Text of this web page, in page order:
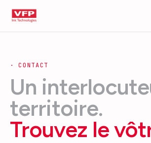
·CONTACT
Un
territoire.
Trouvez le